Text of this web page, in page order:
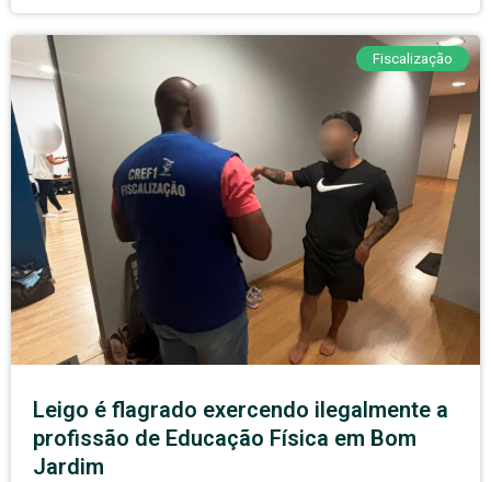
Fiscalização
Leigo é flagrado exercendo ilegalmente a
profissão de Educação Física em Bom
Jardim